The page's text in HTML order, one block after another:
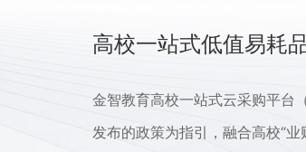
高校一站式低值易耗
金智教育高校一站式云采购平台
发布的政策为指引，融合高校“